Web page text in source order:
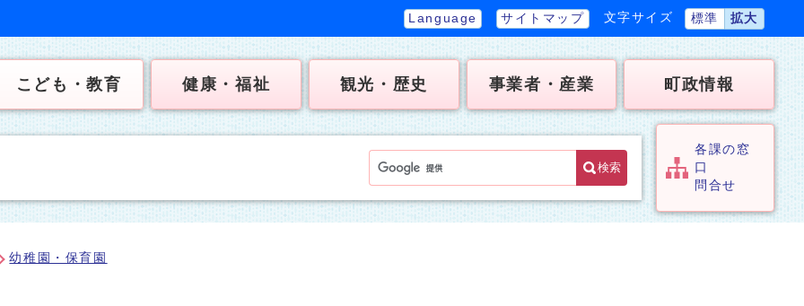
Language サイトマップ 文字サイズ 標準 拡大
こども・教育 健康・福祉 観光・歴史 事業者・産業 町政情報
検索
各課の窓
口
問合せ
幼稚園・保育園